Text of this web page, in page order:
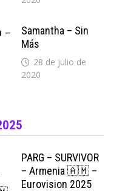
Samantha – Sin
Más
28 de julio de
2020
PARG – SURVIVOR
– Armenia 🇦🇲 –
Eurovision 2025